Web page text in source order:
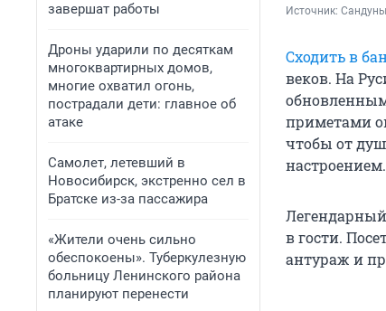
завершат работы
Дроны ударили по десяткам
многоквартирных домов,
многие охватил огонь,
пострадали дети: главное об
атаке
Самолет, летевший в
Новосибирск, экстренно сел в
Братске из-за пассажира
«Жители очень сильно
обеспокоены». Туберкулезную
больницу Ленинского района
планируют перенести
Источник:
Сходить в
веков. На
приметами
чтобы от
настроением.
в гости.
антураж и